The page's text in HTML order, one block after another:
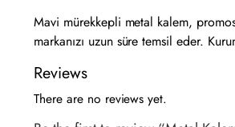
Mavi mürekkepli metal kalem,
markanızı uzun süre temsil eder.
Reviews
There are no reviews yet.